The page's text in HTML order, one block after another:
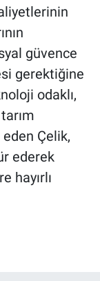
güvence
gerektiğine
odaklı,
Çelik,
ederek
hayırlı